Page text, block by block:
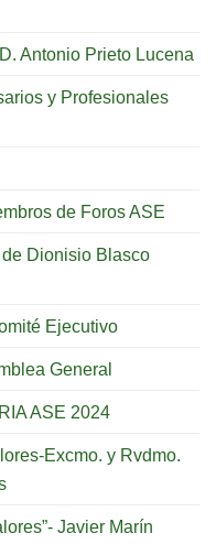
Antonio Prieto Lucena
y Profesionales
de Foros ASE
Dionisio Blasco
Ejecutivo
General
ASE 2024
Excmo. y Rvdmo.
Javier Marín